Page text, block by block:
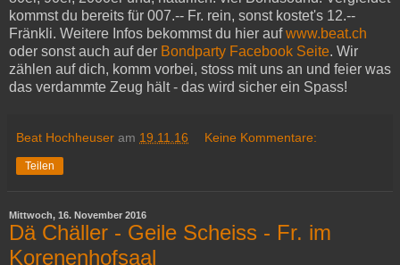
kommst du bereits für 007.-- Fr. rein, sonst kostet's 12.--
Fränkli. Weitere Infos bekommst du hier aufwww.beat.ch
oder sonst auch auf der Bondparty Facebook Seite. Wir
zählen auf dich, komm vorbei, stoss mit uns an und feier was
das verdammte Zeug hält - das wird sicher ein Spass!
Beat Hochheuser am 19.11.16 Keine Kommentare:
Teilen
Mittwoch, 16. November 2016
Dä Chäller - Geile Scheiss - Fr. im
Korenenhofsaal